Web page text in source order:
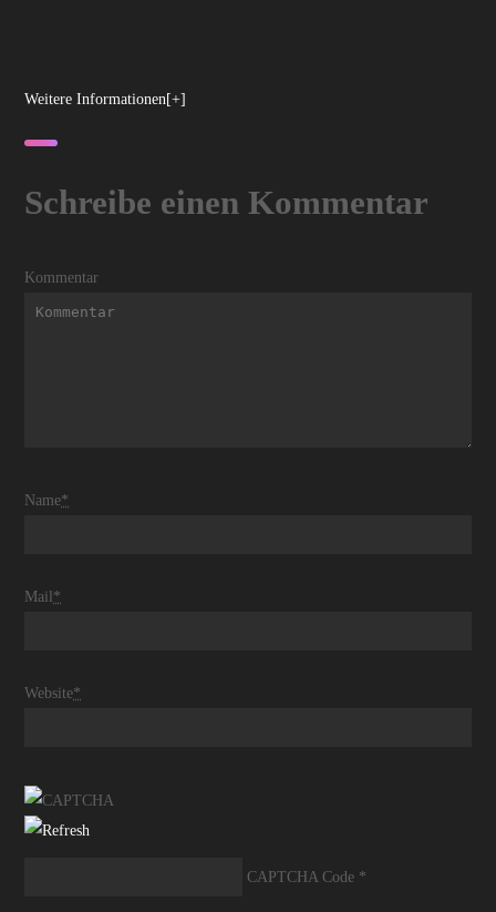
Weitere Informationen[+]
Schreibe einen Kommentar
Kommentar
Name*
Mail *
Website*
CAPTCHA Code *